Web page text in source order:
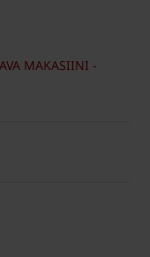
MAKASIINI -